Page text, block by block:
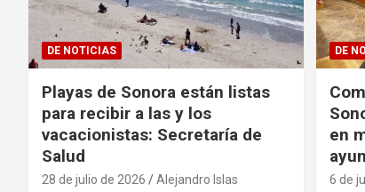
DE NOTICIAS
Playas de Sonora están listas
para recibir a las y los
vacacionistas: Secretaría de
Salud
28 de julio de 2026 Alejandro Islas
DE
en
6 de